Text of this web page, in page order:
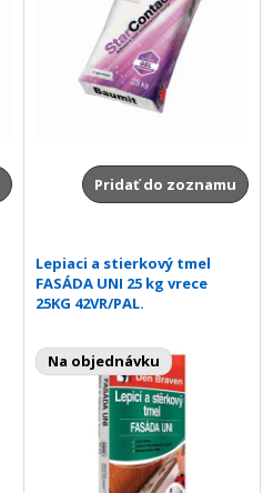
Pridať do zoznamu
Lepiaci a stierkový tmel
FASÁDA UNI 25 kg vrece
25KG 42VR/PAL.
Na objednávku